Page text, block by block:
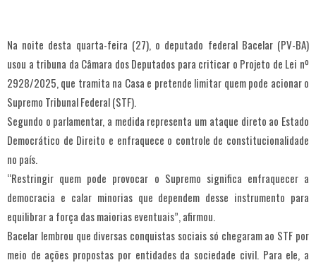
Na noite desta quarta-feira (27), o deputado federal Bacelar (PV-BA)
usou a tribuna da Câmara dos Deputados para criticar o Projeto de Lei nº
2928/2025, que tramita na Casa e pretende limitar quem pode acionar o
Supremo Tribunal Federal (STF).
Segundo o parlamentar, a medida representa um ataque direto ao Estado
Democrático de Direito e enfraquece o controle de constitucionalidade
no país.
“Restringir quem pode provocar o Supremo significa enfraquecer a
democracia e calar minorias que dependem desse instrumento para
equilibrar a força das maiorias eventuais”, afirmou.
Bacelar lembrou que diversas conquistas sociais só chegaram ao STF por
meio de ações propostas por entidades da sociedade civil. Para ele, a